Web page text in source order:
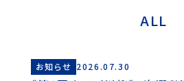
ALL
お知らせ 2026.07.30